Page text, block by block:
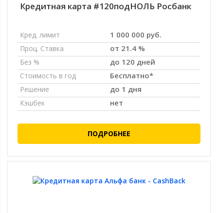
Кредитная карта #120подНОЛЬ Росбанк
Кред. лимит 1 000 000 руб.
Проц. Ставка от 21.4 %
Без % до 120 дней
Стоимость в год Бесплатно*
Решение до 1 дня
Кэшбек нет
ПОДРОБНЕЕ